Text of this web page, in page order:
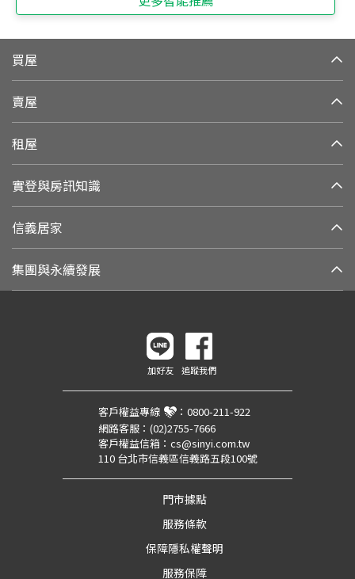
買屋
賣屋
租屋
實登與房訊知識
信義居家
集團與永續發展
加好友 追蹤我們
客戶權益專線 ： 0800-211-922
網路客服： (02)2755-7666
客戶權益信箱： cs@sinyi.com.tw
110 台北市信義區信義路五段100號
門市據點
服務條款
保障隱私權聲明
服務保障